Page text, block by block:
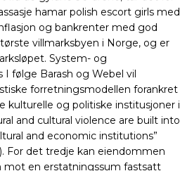
hamar polish escort girls med
og bankrenter med god
villmarksbyen i Norge, og er
System- og
følge Barash og Webel vil
forretningsmodellen forankret
kulturelle og politiske institusjoner i
and cultural violence are built into
and economic institutions”
For det tredje kan eiendommen
mot en erstatningssum fastsatt